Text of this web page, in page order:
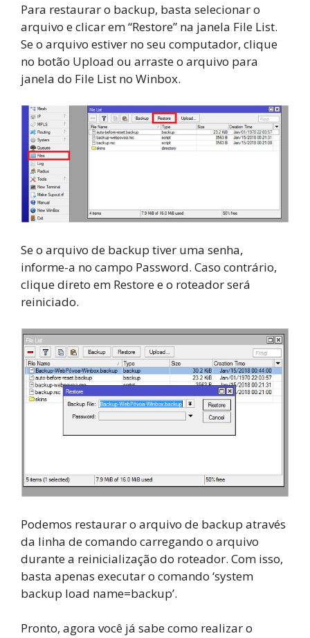
Para restaurar o backup, basta selecionar o
arquivo e clicar em “Restore” na janela File List.
Se o arquivo estiver no seu computador, clique
no botão Upload ou arraste o arquivo para
janela do File List no Winbox.
Se o arquivo de backup tiver uma senha,
informe-a no campo Password. Caso contrário,
clique direto em Restore e o roteador será
reiniciado.
Podemos restaurar o arquivo de backup através
da linha de comando carregando o arquivo
durante a reinicialização do roteador. Com isso,
basta apenas executar o comando ‘system
backup load name=backup’.
Pronto, agora você já sabe como realizar o